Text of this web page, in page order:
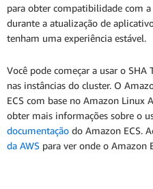
para obter compatibilidade com
durante a atualização de
tenham uma experiência estável.
Você pode começar a usar o
nas instâncias do cluster. O
ECS com base no Amazon Linux
obter mais informações sobre o
documentação do Amazon ECS.
da AWS para ver onde o Amazon